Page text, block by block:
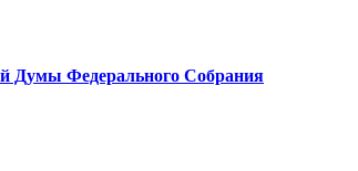
Думы Федерального Собрания